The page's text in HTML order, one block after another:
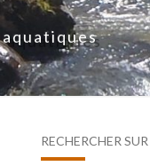
RECHERCHER